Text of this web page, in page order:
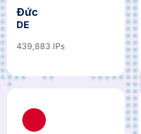
Đức
DE
439,883 IPs